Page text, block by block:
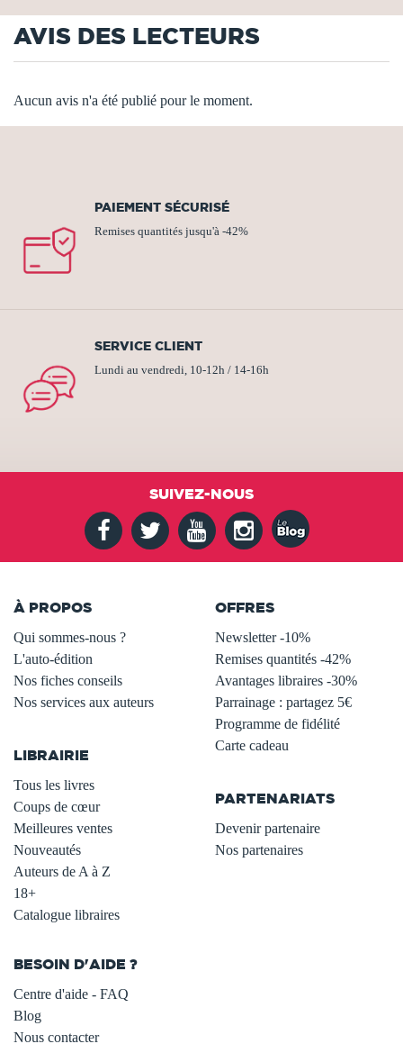
AVIS DES LECTEURS
Aucun avis n'a été publié pour le moment.
PAIEMENT SÉCURISÉ
Remises quantités jusqu'à -42%
SERVICE CLIENT
Lundi au vendredi, 10-12h / 14-16h
SUIVEZ-NOUS
À PROPOS
Qui sommes-nous ?
L'auto-édition
Nos fiches conseils
Nos services aux auteurs
LIBRAIRIE
Tous les livres
Coups de cœur
Meilleures ventes
Nouveautés
Auteurs de A à Z
18+
Catalogue libraires
OFFRES
Newsletter -10%
Remises quantités -42%
Avantages libraires -30%
Parrainage : partagez 5€
Programme de fidélité
Carte cadeau
PARTENARIATS
Devenir partenaire
Nos partenaires
BESOIN D'AIDE ?
Centre d'aide - FAQ
Blog
Nous contacter